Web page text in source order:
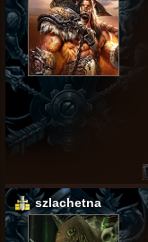
szlachetna